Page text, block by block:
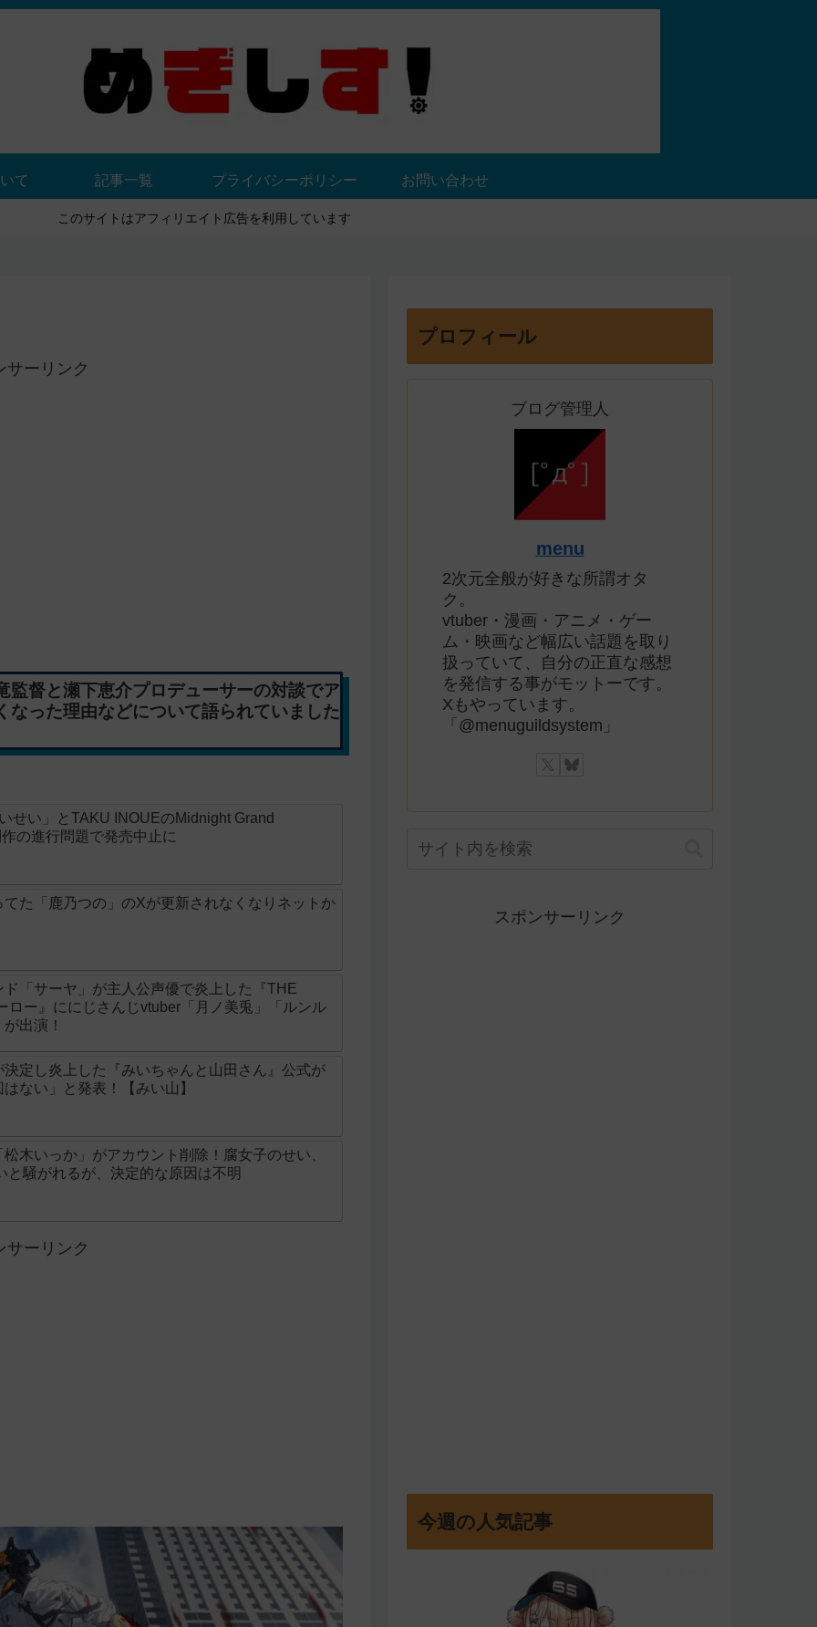
て 記事一覧 プライバシーポリシー お問い合わせ
このサイトはアフィリエイト広告を利用しています
サーリンク
督と瀬下恵介プロデューサーの対談でア
った理由などについて語られていました
せい」とTAKU INOUEのMidnight Grand
の進行問題で発売中止に
た「鹿乃つの」のXが更新されなくなりネットか
「サーヤ」が主人公声優で炎上した『THE
ロー』ににじさんじvtuber「月ノ美兎」「ルンル
出演！
定し炎上した『みいちゃんと山田さん』公式が
ない」と発表！【みい山】
木いっか」がアカウント削除！腐女子のせい、
と騒がれるが、決定的な原因は不明
サーリンク
プロフィール
ブログ管理人
menu
2次元全般が好きな所謂オタ
ク。
vtuber・漫画・アニメ・ゲー
ム・映画など幅広い話題を取り
扱っていて、自分の正直な感想
を発信する事がモットーです。
Xもやっています。
「@menuguildsystem」
スポンサーリンク
今週の人気記事